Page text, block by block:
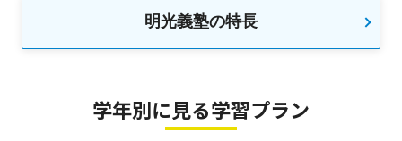
明光義塾の特長
学年別に見る学習プラン